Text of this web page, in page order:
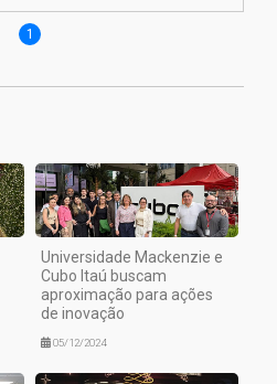
1
Universidade Mackenzie e
Cubo Itaú buscam
aproximação para ações
de inovação
05/12/2024